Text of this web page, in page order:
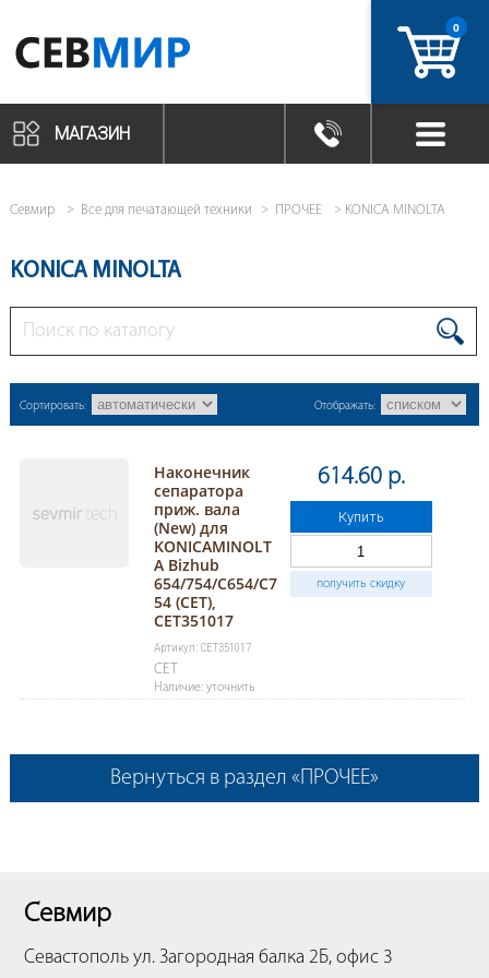
0
МАГАЗИН
Севмир Все для печатающей техники ПРОЧЕЕ KONICA MINOLTA
KONICA MINOLTA
Сортировать: Отображать:
Наконечник
сепаратора
приж. вала
(New) для
KONICAMINOLT
A Bizhub
654/754/C654/C7
54 (CET),
CET351017
Артикул: CET351017
CET
Наличие: уточнить
614.60 р.
Купить
получить скидку
Вернуться в раздел «ПРОЧЕЕ»
Севмир
Севастополь ул. Загородная балка 2Б, офис 3